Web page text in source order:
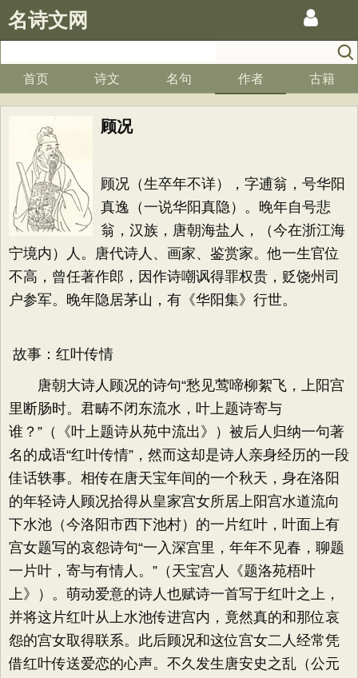
名诗文网
首页 诗文 名句 作者 古籍
顾况
顾况（生卒年不详），字逋翁，号华阳
真逸（一说华阳真隐）。晚年自号悲
翁，汉族，唐朝海盐人，（今在浙江海
宁境内）人。唐代诗人、画家、鉴赏家。他一生官位
不高，曾任著作郎，因作诗嘲讽得罪权贵，贬饶州司
户参军。晚年隐居茅山，有《华阳集》行世。
故事：红叶传情
唐朝大诗人顾况的诗句“愁见莺啼柳絮飞，上阳宫
里断肠时。君畴不闭东流水，叶上题诗寄与
谁？”（《叶上题诗从苑中流出》）被后人归纳一句著
名的成语“红叶传情”，然而这却是诗人亲身经历的一段
佳话轶事。相传在唐天宝年间的一个秋天，身在洛阳
的年轻诗人顾况拾得从皇家宫女所居上阳宫水道流向
下水池（今洛阳市西下池村）的一片红叶，叶面上有
宫女题写的哀怨诗句“一入深宫里，年年不见春，聊题
一片叶，寄与有情人。”（天宝宫人《题洛苑梧叶
上》）。萌动爱意的诗人也赋诗一首写于红叶之上，
并将这片红叶从上水池传进宫内，竟然真的和那位哀
怨的宫女取得联系。此后顾况和这位宫女二人经常凭
借红叶传送爱恋的心声。不久发生唐安史之乱（公元